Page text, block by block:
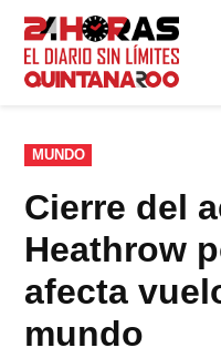
Saltar
contenido
PUBLICADO
EN
MUNDO
Cierre del
Heathrow
afecta
mundo